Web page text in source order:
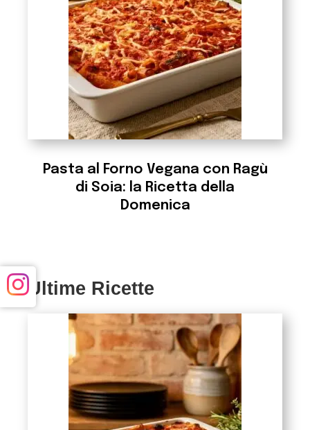
Pasta al Forno Vegana con Ragù
di Soia: la Ricetta della
Domenica
Ultime Ricette